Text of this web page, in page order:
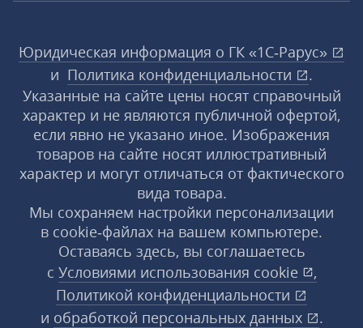
Юридическая информация о ГК «1С‑Рарус»
и Политика конфиденциальности
.
Указанные на сайте цены носят справочный
характер и не являются публичной офертой,
если явно не указано иное. Изображения
товаров на сайте носят иллюстративный
характер и могут отличаться от фактического
вида товара.
Мы сохраняем настройки персонализации
в cookie‑файлах на вашем компьютере.
Оставаясь здесь, вы соглашаетесь
с Условиями использования cookie
,
Политикой конфиденциальности
и обработкой персональных данных
.